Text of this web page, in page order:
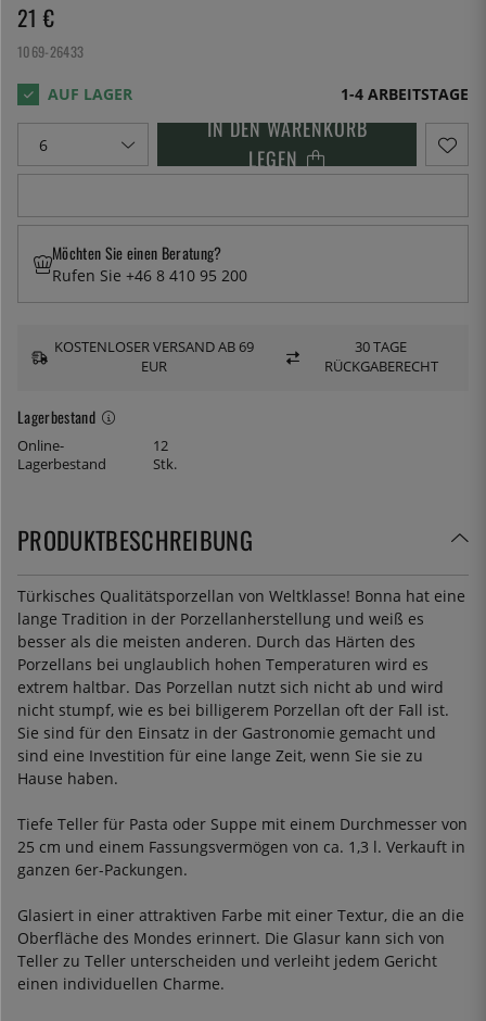
21 €
1069-26433
1-4 ARBEITSTAGE
IN DEN WARENKORB
LEGEN
Lagerbestand
Online-
Lagerbestand
12
Stk.
Möchten Sie einen Beratung?
Rufen Sie +46 8 410 95 200
KOSTENLOSER VERSAND AB 69
EUR
30 TAGE
RÜCKGABERECHT
PRODUKTBESCHREIBUNG
Türkisches Qualitätsporzellan von Weltklasse! Bonna hat eine
lange Tradition in der Porzellanherstellung und weiß es
besser als die meisten anderen. Durch das Härten des
Porzellans bei unglaublich hohen Temperaturen wird es
extrem haltbar. Das Porzellan nutzt sich nicht ab und wird
nicht stumpf, wie es bei billigerem Porzellan oft der Fall ist.
Sie sind für den Einsatz in der Gastronomie gemacht und
sind eine Investition für eine lange Zeit, wenn Sie sie zu
Hause haben.
Tiefe Teller für Pasta oder Suppe mit einem Durchmesser von
25 cm und einem Fassungsvermögen von ca. 1,3 l. Verkauft in
ganzen 6er-Packungen.
Glasiert in einer attraktiven Farbe mit einer Textur, die an die
Oberfläche des Mondes erinnert. Die Glasur kann sich von
Teller zu Teller unterscheiden und verleiht jedem Gericht
einen individuellen Charme.